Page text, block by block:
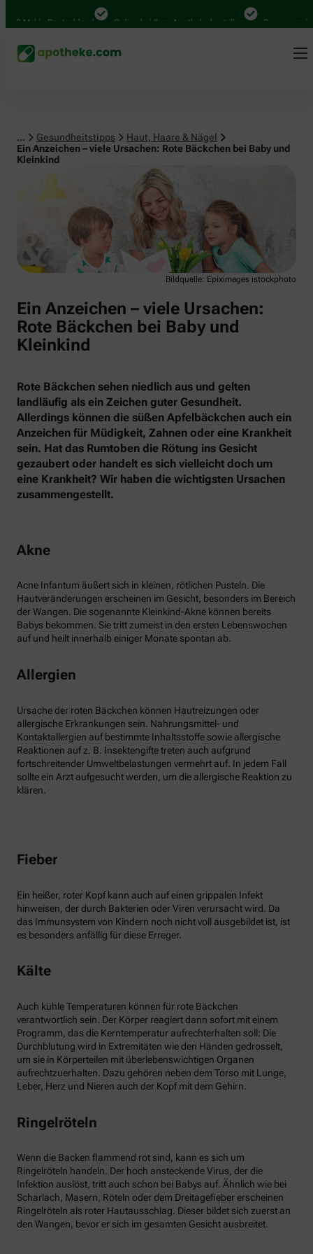
Mal in Deutschland Online bei Ihrer Apotheke bestellen Bequem
... Gesundheitstipps
Haut, Haare & Nägel
Ein Anzeichen – viele Ursachen: Rote Bäckchen bei Baby und
Kleinkind
Haut, Haare & Nägel
Bildquelle: Epiximages istockphoto
Ein Anzeichen – viele Ursachen:
Rote Bäckchen bei Baby und
Kleinkind
Rote Bäckchen sehen niedlich aus und gelten
landläufig als ein Zeichen guter Gesundheit.
Allerdings können die süßen Apfelbäckchen auch ein
Anzeichen für Müdigkeit, Zahnen oder eine Krankheit
sein. Hat das Rumtoben die Rötung ins Gesicht
gezaubert oder handelt es sich vielleicht doch um
eine Krankheit? Wir haben die wichtigsten Ursachen
zusammengestellt.
Akne
Acne Infantum äußert sich in kleinen, rötlichen Pusteln. Die
Hautveränderungen erscheinen im Gesicht, besonders im Bereich
der Wangen. Die sogenannte Kleinkind-Akne können bereits
Babys bekommen. Sie tritt zumeist in den ersten Lebenswochen
auf und heilt innerhalb einiger Monate spontan ab.
Allergien
Ursache der roten Bäckchen können Hautreizungen oder
allergische Erkrankungen sein. Nahrungsmittel- und
Kontaktallergien auf bestimmte Inhaltsstoffe sowie allergische
Reaktionen auf z. B. Insektengifte treten auch aufgrund
fortschreitender Umweltbelastungen vermehrt auf. In jedem Fall
sollte ein Arzt aufgesucht werden, um die allergische Reaktion zu
klären.
Fieber
Ein heißer, roter Kopf kann auch auf einen grippalen Infekt
hinweisen, der durch Bakterien oder Viren verursacht wird. Da
das Immunsystem von Kindern noch nicht voll ausgebildet ist, ist
es besonders anfällig für diese Erreger.
Kälte
Auch kühle Temperaturen können für rote Bäckchen
verantwortlich sein. Der Körper reagiert dann sofort mit einem
Programm, das die Kerntemperatur aufrechterhalten soll: Die
Durchblutung wird in Extremitäten wie den Händen gedrosselt,
um sie in Körperteilen mit überlebenswichtigen Organen
aufrechtzuerhalten. Dazu gehören neben dem Torso mit Lunge,
Leber, Herz und Nieren auch der Kopf mit dem Gehirn.
Ringelröteln
Wenn die Backen flammend rot sind, kann es sich um
Ringelröteln handeln. Der hoch ansteckende Virus, der die
Infektion auslöst, tritt auch schon bei Babys auf. Ähnlich wie bei
Scharlach, Masern, Röteln oder dem Dreitagefieber erscheinen
Ringelröteln als roter Hautausschlag. Dieser bildet sich zuerst an
den Wangen, bevor er sich im gesamten Gesicht ausbreitet.